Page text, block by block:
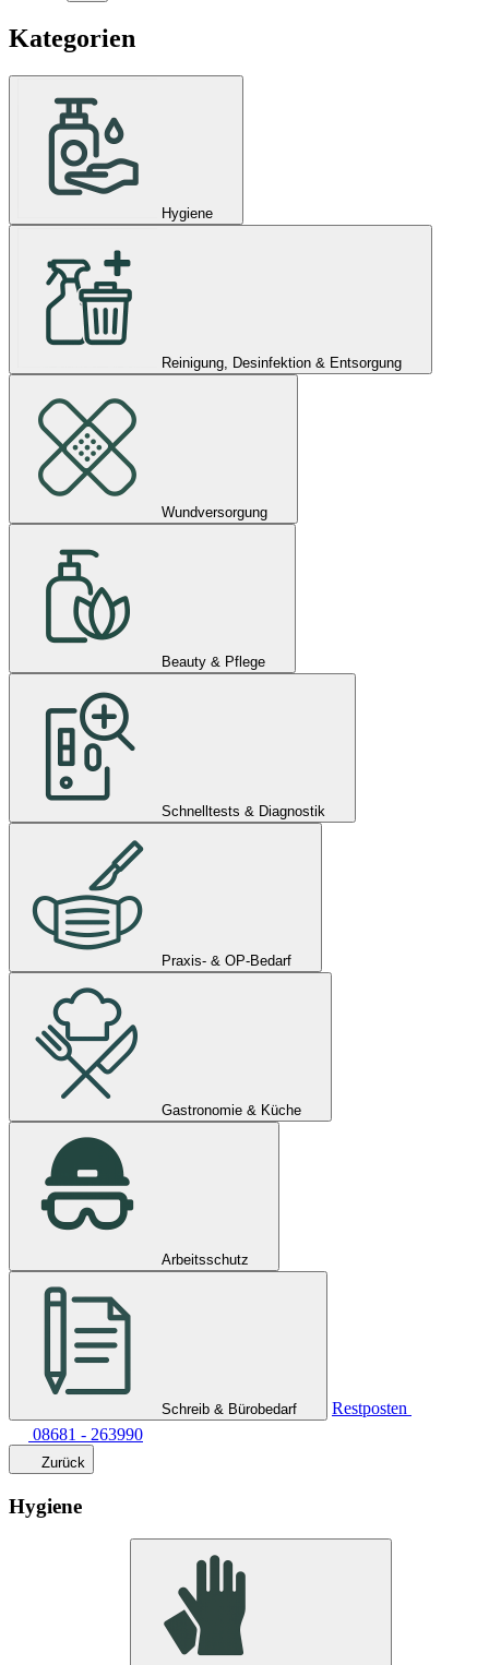
Kategorien
Hygiene
Reinigung, Desinfektion & Entsorgung
Wundversorgung
Beauty & Pflege
Schnelltests & Diagnostik
Praxis- & OP-Bedarf
Gastronomie & Küche
Arbeitsschutz
Schreib & Bürobedarf
Restposten
08681 - 263990
Zurück
Hygiene